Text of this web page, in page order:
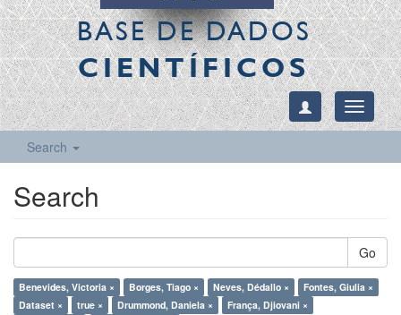
BASE DE DADOS
CIENTÍFICOS
Toggle
Search
Search
Go
Benevides, Victoria × Borges, Tiago × Neves, Dédallo ×
Fontes, Giulia ×
Dataset ×
true × Drummond, Daniela ×
França, Djiovani ×